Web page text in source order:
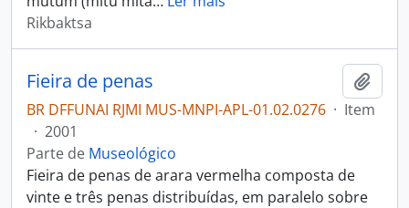
Rikbaktsa
Fieira de penas
BR DFFUNAI RJMI MUS-MNPI-APL-01.02.0276 · Item
· 2001
Parte de Museológico
Fieira de penas de arara vermelha composta de
vinte e três penas distribuídas, em paralelo sobre